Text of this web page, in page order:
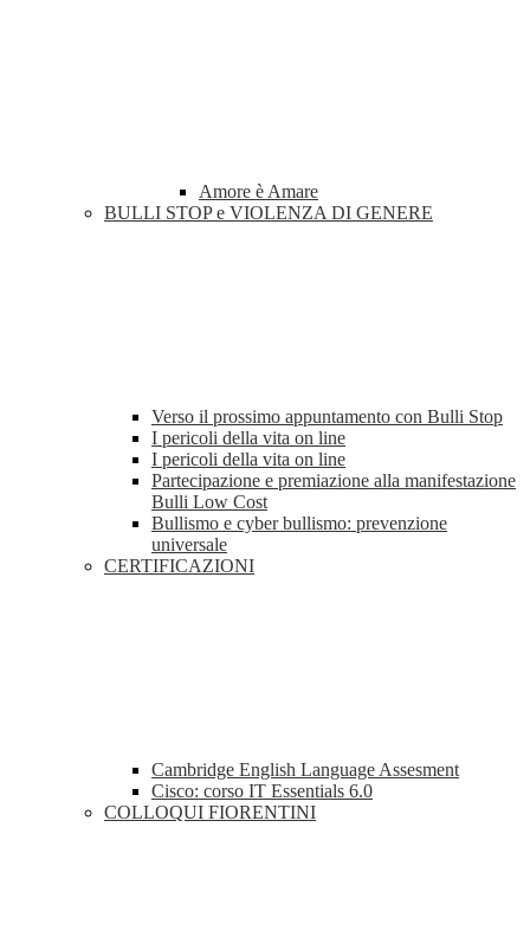
Amore è Amare
BULLI STOP e VIOLENZA DI GENERE
Verso il prossimo appuntamento con Bulli Stop
I pericoli della vita on line
I pericoli della vita on line
Partecipazione e premiazione alla manifestazione
Bulli Low Cost
Bullismo e cyber bullismo: prevenzione
universale
CERTIFICAZIONI
Cambridge English Language Assesment
Cisco: corso IT Essentials 6.0
COLLOQUI FIORENTINI